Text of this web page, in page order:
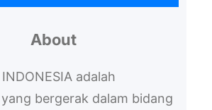
jasanya.
yang digunakan untuk…
About
adalah
bergerak dalam bidang